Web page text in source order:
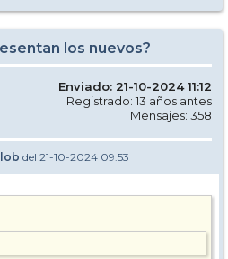
los nuevos?
Enviado: 21-10-2024 11:12
Registrado: 13 años antes
Mensajes: 358
del 21-10-2024 09:53